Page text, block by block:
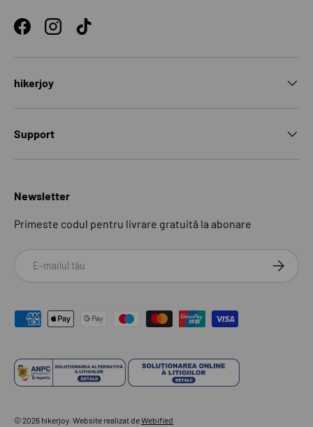
FacebookInstagramTikTok
hikerjoy
Support
Newsletter
Primeste codul pentru livrare gratuită la abonare
Email
Modalități de plată acceptate
© 2026 hikerjoy Website realizat deWebified